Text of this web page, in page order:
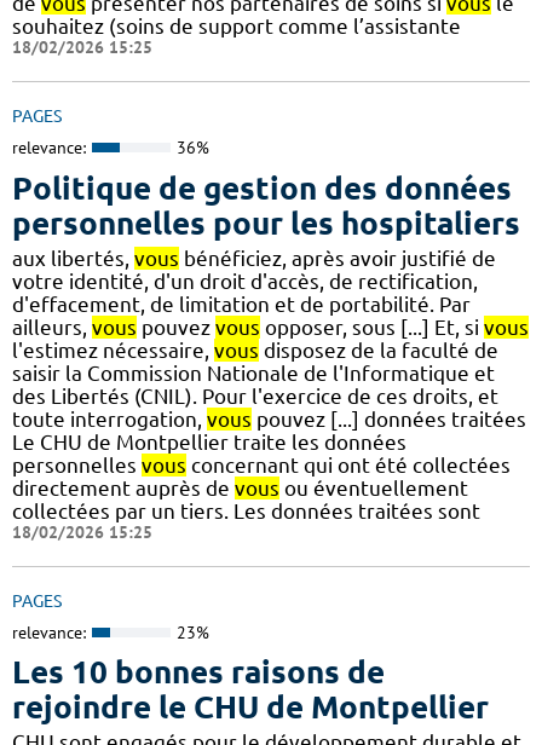
souhaitez (soins de support comme l’assistante
18/02/2026 15:25
PAGES
relevance: 36%
Politique de gestion des données
personnelles pour les hospitaliers
aux libertés, vous bénéficiez, après avoir justifié de
votre identité, d'un droit d'accès, de rectification,
d'effacement, de limitation et de portabilité. Par
ailleurs, vous pouvez vous opposer, sous [...] Et, si vous
l'estimez nécessaire, vous disposez de la faculté de
saisir la Commission Nationale de l'Informatique et
des Libertés (CNIL). Pour l'exercice de ces droits, et
toute interrogation, vous pouvez [...] données traitées
Le CHU de Montpellier traite les données
personnelles vous concernant qui ont été collectées
directement auprès de vous ou éventuellement
collectées par un tiers. Les données traitées sont
18/02/2026 15:25
PAGES
relevance: 23%
Les 10 bonnes raisons de
rejoindre le CHU de Montpellier